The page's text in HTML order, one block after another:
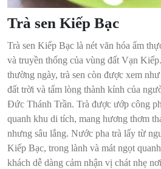
Trà sen Kiếp Bạc
Trà sen Kiếp Bạc là nét văn hóa ẩm
và truyền thống của vùng đất Vạn
thường ngày, trà sen còn được xem
đất trời và tấm lòng thành kính của
Đức Thánh Trần. Trà được ướp công
quanh khu di tích, mang hương thơm
nhưng sâu lắng. Nước pha trà lấy từ
Kiếp Bạc, trong lành và mát ngọt
khách dễ dàng cảm nhận vị chát nhẹ